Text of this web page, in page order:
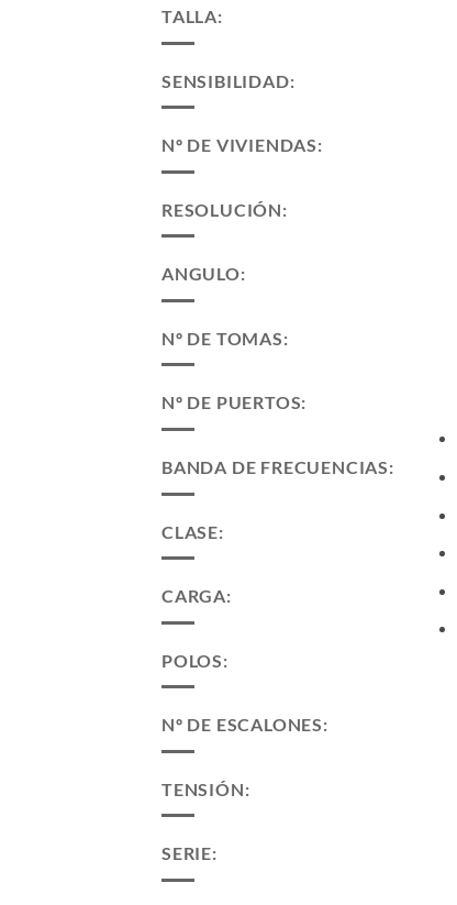
TALLA:
SENSIBILIDAD:
Nº DE VIVIENDAS:
RESOLUCIÓN:
ANGULO:
Nº DE TOMAS:
Nº DE PUERTOS:
BANDA DE FRECUENCIAS:
CLASE:
CARGA:
POLOS:
Nº DE ESCALONES:
TENSIÓN:
SERIE: